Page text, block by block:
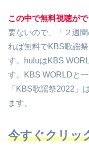
この中で無料視聴が
要ないので、「２週
れば無料でKBS歌謡
す。huluはKBS
す。KBS WORLDと
「KBS歌謡祭2022」
ます。
今すぐクリ